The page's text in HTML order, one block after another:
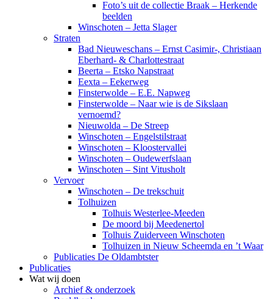
Foto’s uit de collectie Braak – Herkende
beelden
Winschoten – Jetta Slager
Straten
Bad Nieuweschans – Ernst Casimir-, Christiaan
Eberhard- & Charlottestraat
Beerta – Etsko Napstraat
Eexta – Eekerweg
Finsterwolde – E.E. Napweg
Finsterwolde – Naar wie is de Sikslaan
vernoemd?
Nieuwolda – De Streep
Winschoten – Engelstilstraat
Winschoten – Kloostervallei
Winschoten – Oudewerfslaan
Winschoten – Sint Vitusholt
Vervoer
Winschoten – De trekschuit
Tolhuizen
Tolhuis Westerlee-Meeden
De moord bij Meedenertol
Tolhuis Zuiderveen Winschoten
Tolhuizen in Nieuw Scheemda en ’t Waar
Publicaties De Oldambtster
Publicaties
Wat wij doen
Archief & onderzoek